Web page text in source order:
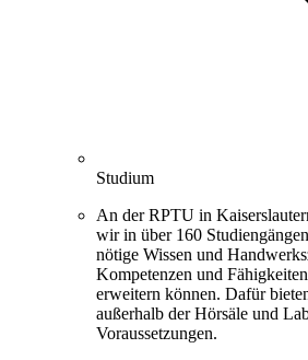
Studium
An der RPTU in
wir in über 160
nötige Wissen und
Kompetenzen und
erweitern können. Dafür
außerhalb der Hörsäle und
Voraussetzungen.